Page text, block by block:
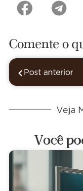
Comente o
Post anterior
Veja
Você